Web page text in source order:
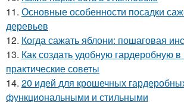
11. Основные особенности посадки
деревьев
12. Когда сажать яблони: пошаговая
13. Как создать удобную гардеробную в
практические советы
14. 20 идей для крошечных
функциональными и стильными